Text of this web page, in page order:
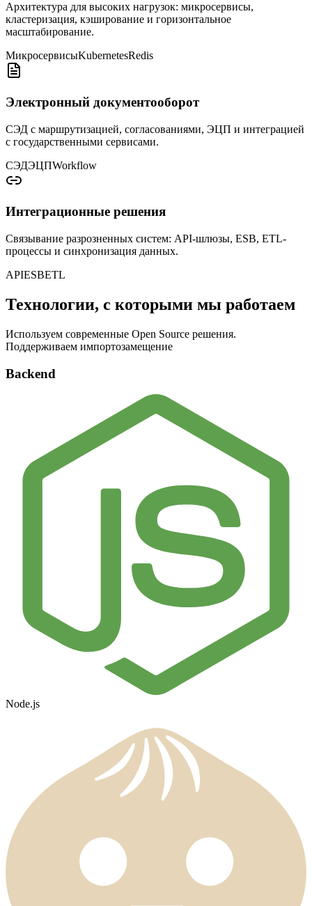
Архитектура для высоких нагрузок: микросервисы,
кластеризация, кэширование и горизонтальное
масштабирование.
МикросервисыKubernetesRedis
Электронный документооборот
СЭД с маршрутизацией, согласованиями, ЭЦП и интеграцией
с государственными сервисами.
СЭДЭЦПWorkflow
Интеграционные решения
Связывание разрозненных систем: API-шлюзы, ESB, ETL-
процессы и синхронизация данных.
APIESBETL
Технологии, с которыми мы работаем
Используем современные Open Source решения.
Поддерживаем импортозамещение
Backend
Node.js